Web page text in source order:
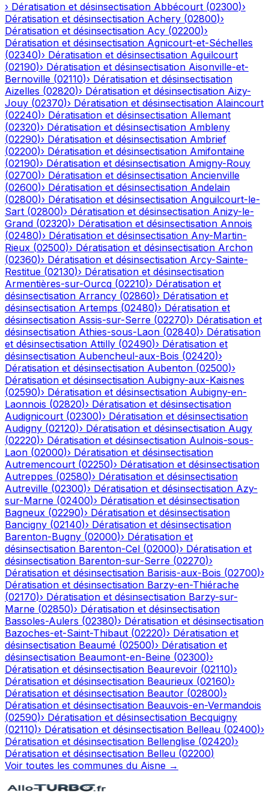
› Dératisation et désinsectisation Abbécourt (02300)›
Dératisation et désinsectisation Achery (02800)›
Dératisation et désinsectisation Acy (02200)›
Dératisation et désinsectisation Agnicourt-et-Séchelles
(02340)› Dératisation et désinsectisation Aguilcourt
(02190)› Dératisation et désinsectisation Aisonville-et-
Bernoville (02110)› Dératisation et désinsectisation
Aizelles (02820)› Dératisation et désinsectisation Aizy-
Jouy (02370)› Dératisation et désinsectisation Alaincourt
(02240)› Dératisation et désinsectisation Allemant
(02320)› Dératisation et désinsectisation Ambleny
(02290)› Dératisation et désinsectisation Ambrief
(02200)› Dératisation et désinsectisation Amifontaine
(02190)› Dératisation et désinsectisation Amigny-Rouy
(02700)› Dératisation et désinsectisation Ancienville
(02600)› Dératisation et désinsectisation Andelain
(02800)› Dératisation et désinsectisation Anguilcourt-le-
Sart (02800)› Dératisation et désinsectisation Anizy-le-
Grand (02320)› Dératisation et désinsectisation Annois
(02480)› Dératisation et désinsectisation Any-Martin-
Rieux (02500)› Dératisation et désinsectisation Archon
(02360)› Dératisation et désinsectisation Arcy-Sainte-
Restitue (02130)› Dératisation et désinsectisation
Armentières-sur-Ourcq (02210)› Dératisation et
désinsectisation Arrancy (02860)› Dératisation et
désinsectisation Artemps (02480)› Dératisation et
désinsectisation Assis-sur-Serre (02270)› Dératisation et
désinsectisation Athies-sous-Laon (02840)› Dératisation
et désinsectisation Attilly (02490)› Dératisation et
désinsectisation Aubencheul-aux-Bois (02420)›
Dératisation et désinsectisation Aubenton (02500)›
Dératisation et désinsectisation Aubigny-aux-Kaisnes
(02590)› Dératisation et désinsectisation Aubigny-en-
Laonnois (02820)› Dératisation et désinsectisation
Audignicourt (02300)› Dératisation et désinsectisation
Audigny (02120)› Dératisation et désinsectisation Augy
(02220)› Dératisation et désinsectisation Aulnois-sous-
Laon (02000)› Dératisation et désinsectisation
Autremencourt (02250)› Dératisation et désinsectisation
Autreppes (02580)› Dératisation et désinsectisation
Autreville (02300)› Dératisation et désinsectisation Azy-
sur-Marne (02400)› Dératisation et désinsectisation
Bagneux (02290)› Dératisation et désinsectisation
Bancigny (02140)› Dératisation et désinsectisation
Barenton-Bugny (02000)› Dératisation et
désinsectisation Barenton-Cel (02000)› Dératisation et
désinsectisation Barenton-sur-Serre (02270)›
Dératisation et désinsectisation Barisis-aux-Bois (02700)›
Dératisation et désinsectisation Barzy-en-Thiérache
(02170)› Dératisation et désinsectisation Barzy-sur-
Marne (02850)› Dératisation et désinsectisation
Bassoles-Aulers (02380)› Dératisation et désinsectisation
Bazoches-et-Saint-Thibaut (02220)› Dératisation et
désinsectisation Beaumé (02500)› Dératisation et
désinsectisation Beaumont-en-Beine (02300)›
Dératisation et désinsectisation Beaurevoir (02110)›
Dératisation et désinsectisation Beaurieux (02160)›
Dératisation et désinsectisation Beautor (02800)›
Dératisation et désinsectisation Beauvois-en-Vermandois
(02590)› Dératisation et désinsectisation Becquigny
(02110)› Dératisation et désinsectisation Belleau (02400)›
Dératisation et désinsectisation Bellenglise (02420)›
Dératisation et désinsectisation Belleu (02200)
Voir toutes les communes du Aisne →